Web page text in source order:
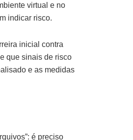
virtual e no
indicar risco.
inicial contra
que sinais de risco
e as medidas
é preciso